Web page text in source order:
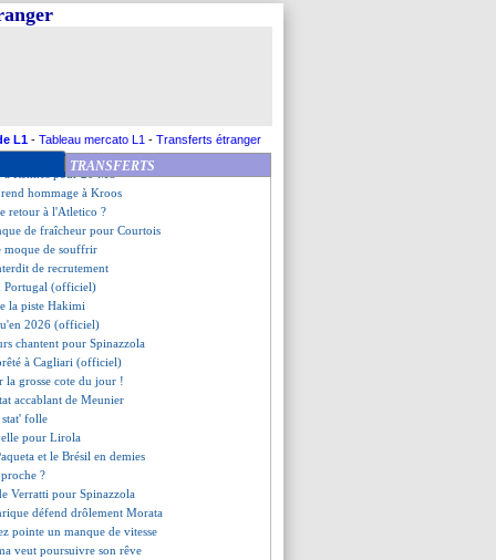
L1 - Tableau mercato L1 - Transferts étranger
TRANSFERTS
Danemark, les compos
pour Saliba !
valide
autrichienne ciblée
à Rennes pour 20 M€
hommage à Kroos
retour à l'Atletico ?
de fraîcheur pour Courtois
moque de souffrir
de recrutement
Portugal (officiel)
la piste Hakimi
2026 (officiel)
chantent pour Spinazzola
à Cagliari (officiel)
la grosse cote du jour !
accablant de Meunier
stat' folle
pour Lirola
et le Brésil en demies
?
Verratti pour Spinazzola
défend drôlement Morata
pointe un manque de vitesse
veut poursuivre son rêve